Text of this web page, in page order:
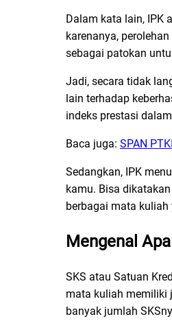
Dalam kata lain, IPK
karenanya,
sebagai patokan
Jadi, secara tidak
lain terhadap
indeks prestasi
Baca juga: SPAN
Sedangkan, IPK
kamu. Bisa
berbagai mata
Mengenal
SKS atau Satuan
mata kuliah memiliki
banyak jumlah